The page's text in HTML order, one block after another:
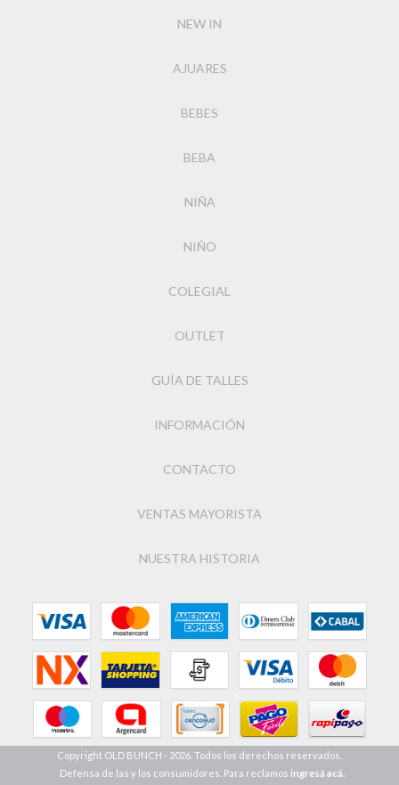
NEW IN
AJUARES
BEBES
BEBA
NIÑA
NIÑO
COLEGIAL
OUTLET
GUÍA DE TALLES
INFORMACIÓN
CONTACTO
VENTAS MAYORISTA
NUESTRA HISTORIA
Copyright OLD BUNCH - 2026. Todos los derechos reservados.
Defensa de las y los consumidores. Para reclamos ingresá acá.